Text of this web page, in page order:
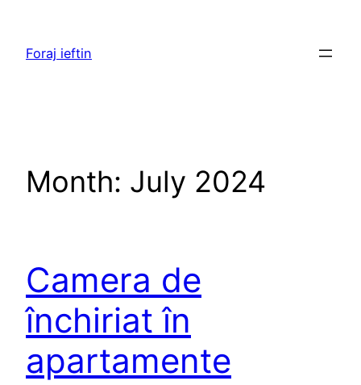
content
Foraj ieftin
Month: July 2024
Camera de
închiriat în
apartamente